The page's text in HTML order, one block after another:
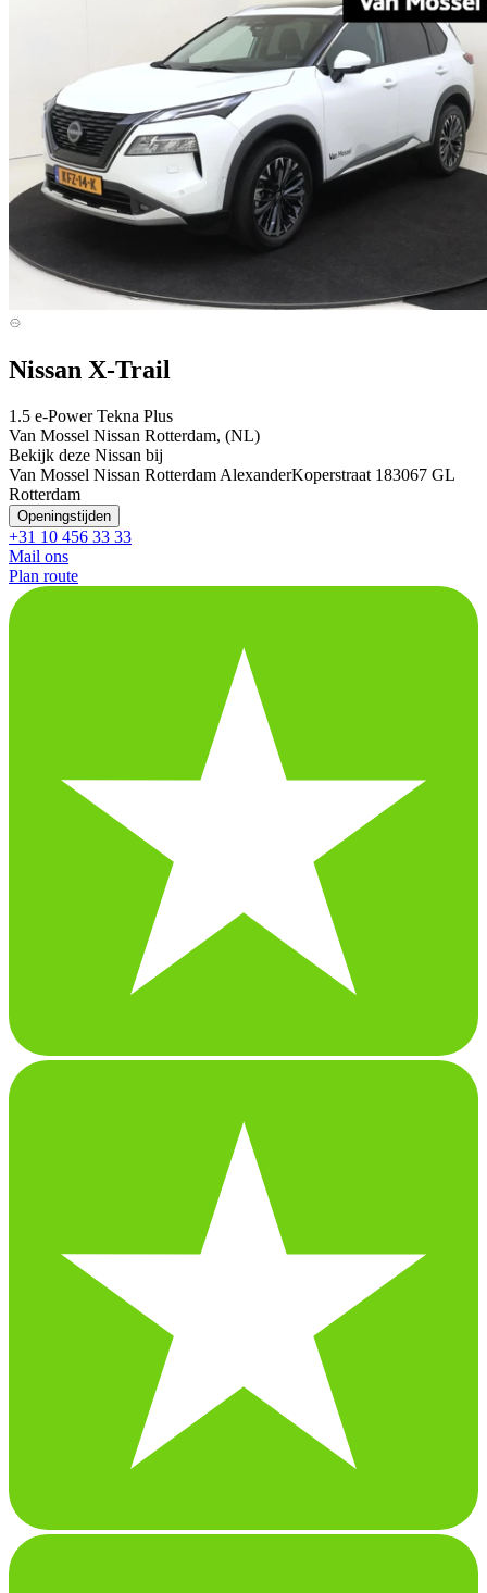
Nissan X-Trail
1.5 e-Power Tekna Plus
Van Mossel Nissan Rotterdam, (NL)
Bekijk deze Nissan bij
Van Mossel Nissan Rotterdam AlexanderKoperstraat 183067 GL
Rotterdam
Openingstijden
+31 10 456 33 33
Mail ons
Plan route